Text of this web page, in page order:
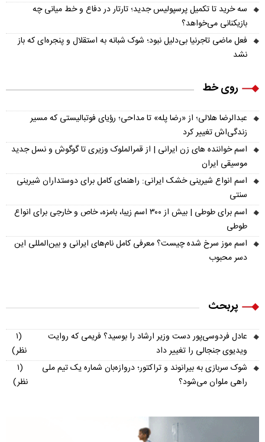
سه خرید تا تکمیل پرسپولیس جدید؛ تارتار در دفاع و خط میانی چه
بازیکنانی می‌خواهد؟
فعل ماضی تاجرنیا بی‌دلیل نبود؛ شوک شبانه به استقلال و پنجره‌ای که باز
نشد
روی خط
عبدالرضا هلالی؛ از «رضا پله» تا مداحی؛ رؤیای فوتبالیستی که مسیر
زندگی‌اش تغییر کرد
اسم خواننده های زن ایرانی | از قمرالملوک وزیری تا گوگوش و نسل جدید
موسیقی ایران
اسم انواع شیرینی خشک ایرانی: راهنمای کامل برای دوستداران شیرینی
سنتی
اسم برای طوطی | بیش از ۳۰۰ اسم زیبا، بامزه، خاص و خارجی برای انواع
طوطی
اسم موز سرخ شده چیست؟ معرفی کامل نام‌های ایرانی و بین‌المللی این
دسر محبوب
پربحث
عادل فردوسی‌پور دست وزیر ارشاد را بوسید؟ فریمی که روایت
ویدیوی جنجالی را تغییر داد
(۱
نظر)
شوک سربازی به بیرانوند و تراکتور؛ دروازه‌بان شماره یک تیم ملی
راهی ملوان می‌شود؟
(۱
نظر)